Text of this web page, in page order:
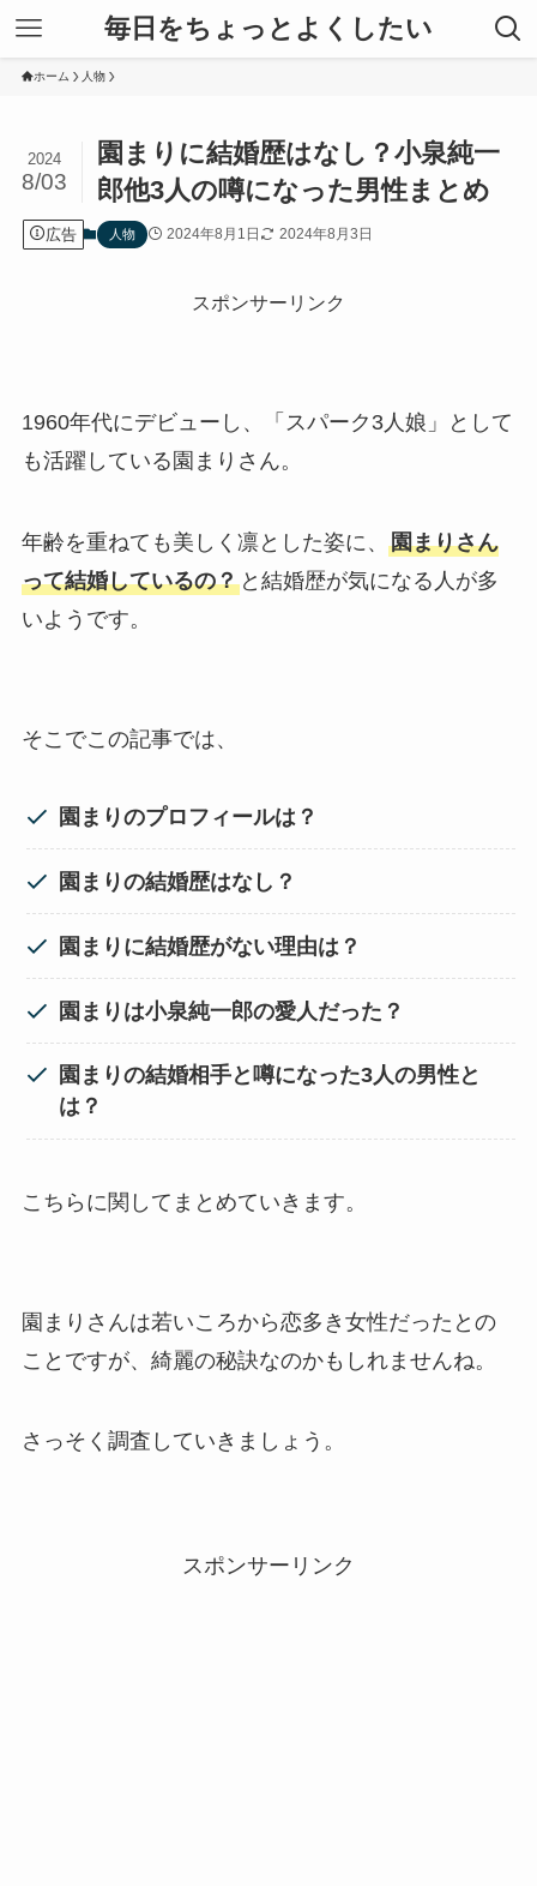
毎日をちょっとよくしたい
ホーム 人物
園まりに結婚歴はなし？小泉純一
郎他3人の噂になった男性まとめ
2024
8/03
広告 人物 2024年8月1日 2024年8月3日
スポンサーリンク
1960年代にデビューし、「スパーク3人娘」として
も活躍している園まりさん。
年齢を重ねても美しく凛とした姿に、 園まりさん
って結婚しているの？と結婚歴が気になる人が多
いようです。
そこでこの記事では、
園まりのプロフィールは？
園まりの結婚歴はなし？
園まりに結婚歴がない理由は？
園まりは小泉純一郎の愛人だった？
園まりの結婚相手と噂になった3人の男性と
は？
こちらに関してまとめていきます。
園まりさんは若いころから恋多き女性だったとの
ことですが、綺麗の秘訣なのかもしれませんね。
さっそく調査していきましょう。
スポンサーリンク